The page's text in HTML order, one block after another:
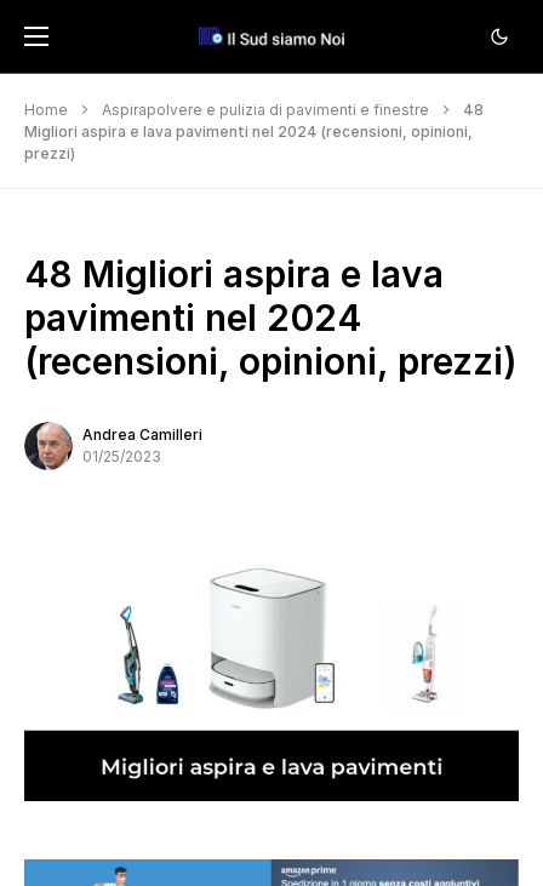
Home Aspirapolvere e pulizia di pavimenti e finestre
48
Migliori aspira e lava pavimenti nel 2024 (recensioni, opinioni,
prezzi)
48 Migliori aspira e lava
pavimenti nel 2024
(recensioni, opinioni, prezzi)
Andrea Camilleri
01/25/2023